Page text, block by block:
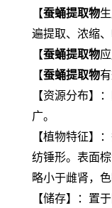
【蚕蛹提取物
遍提取、浓缩
【蚕蛹提取物
【蚕蛹提取物
【资源分布】
广。
【植物特征】
纺锤形。表面
略小于雌肾，
【储存】：置